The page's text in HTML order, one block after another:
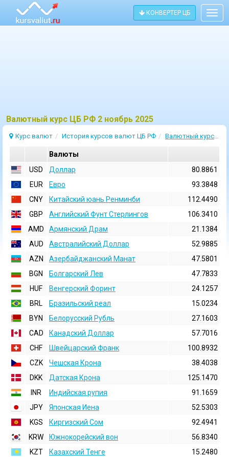
КОНВЕРТЕР ЦБ
Bалютный курс ЦБ РФ 2 ноябрь 2025
Курс валют История курсов валют ЦБ РФ Валютный курс 2 Ноябрь 2025
Валюты
USD
Доллар
80.8861
EUR
Евро
93.3848
CNY
Китайский юань Ренминби
112.4490
GBP
Английский Фунт Стерлингов
106.3410
AMD
Армянский Драм
21.1384
AUD
Австралийский Доллар
52.9885
AZN
Азербайджанский Манат
47.5801
BGN
Болгарский Лев
47.7833
HUF
Венгерский Форинт
24.1257
BRL
Бразильский реал
15.0234
BYN
Белорусский Рубль
27.1603
CAD
Канадский Доллар
57.7016
CHF
Швейцарский Франк
100.8932
CZK
Чешская Крона
38.4038
DKK
Датская Крона
125.1470
INR
Индийская pупия
91.1659
JPY
Японская Иена
52.5303
KGS
Киргизский Сом
92.4941
KRW
Южнокорейский вон
56.8340
KZT
Казахский Тенге
15.2480